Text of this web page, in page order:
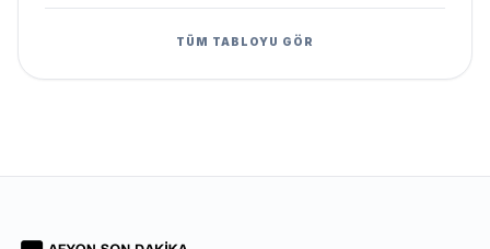
TÜM TABLOYU GÖR